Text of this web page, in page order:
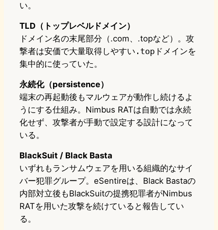
い。
TLD（トップレベルドメイン）
ドメイン名の末尾部分（.com、.topなど）。攻
撃者は安価で大量取得しやすい .top ドメインを
集中的に使っていた。
永続化（persistence）
端末の再起動後もマルウェアが動作し続けるよ
うにする仕組み。Nimbus RATは自動では永続
化せず、攻撃者が手動で設定する設計になって
いる。
BlackSuit / Black Basta
いずれもランサムウェアを用いる組織的なサイ
バー犯罪グループ。eSentireは、Black Bastaの
内部対立後もBlackSuitの提携犯罪者がNimbus
RATを用いた攻撃を続けていると報告してい
る。